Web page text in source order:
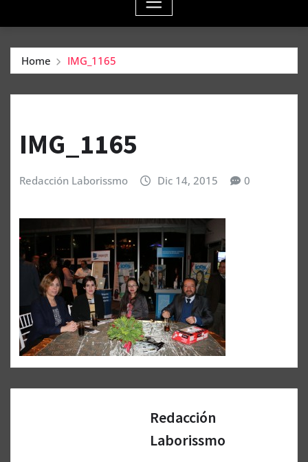
Home IMG_1165
IMG_1165
Redacción Laborissmo Dic 14, 2015 0
Redacción
Laborissmo